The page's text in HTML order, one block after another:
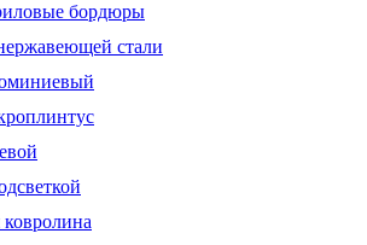
бордюры
стали